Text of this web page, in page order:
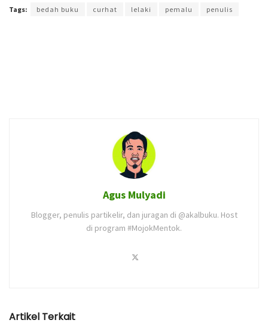
Tags: bedah buku curhat lelaki pemalu penulis
Agus Mulyadi
Blogger, penulis partikelir, dan juragan di @akalbuku. Host
di program #MojokMentok.
Artikel Terkait